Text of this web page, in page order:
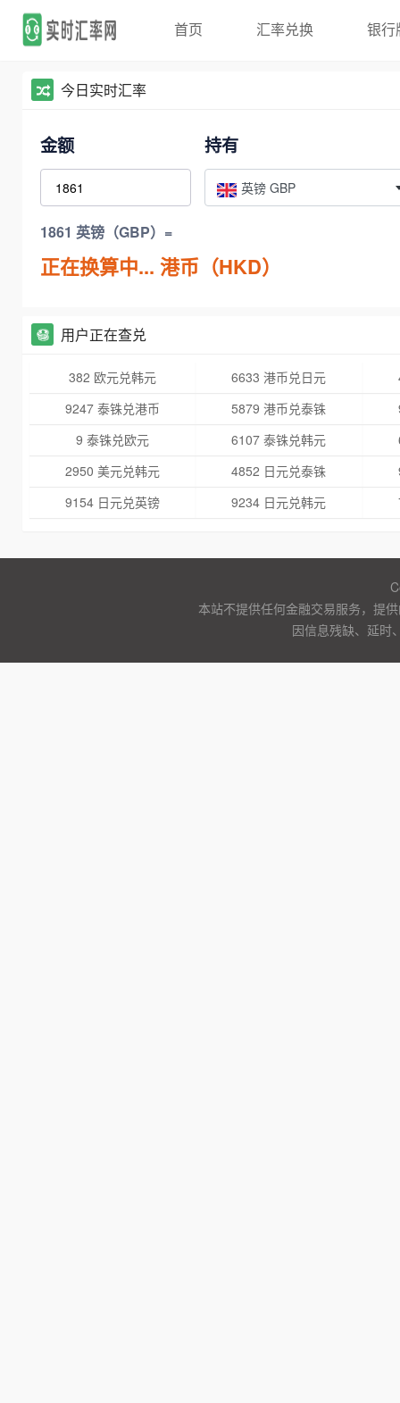
首页 汇率兑换 银行
今日实时汇率
金额 持有
英镑 GBP
1861 英镑（GBP）=
正在换算中... 港币（HKD）
用户正在查兑
382 欧元兑韩元 6633 港币兑日元
9247 泰铢兑港币
5879 港币兑泰铢
9 泰铢兑欧元
6107 泰铢兑韩元
2950 美元兑韩元
4852 日元兑泰铢
9154 日元兑英镑
9234 日元兑韩元
本站不提供任何金融交易服务，提
因信息残缺、延时